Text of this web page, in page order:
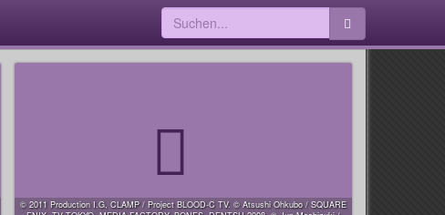
© 2011 Production I.G, CLAMP / Project BLOOD-C TV. © Atsushi Ohkubo / SQUARE